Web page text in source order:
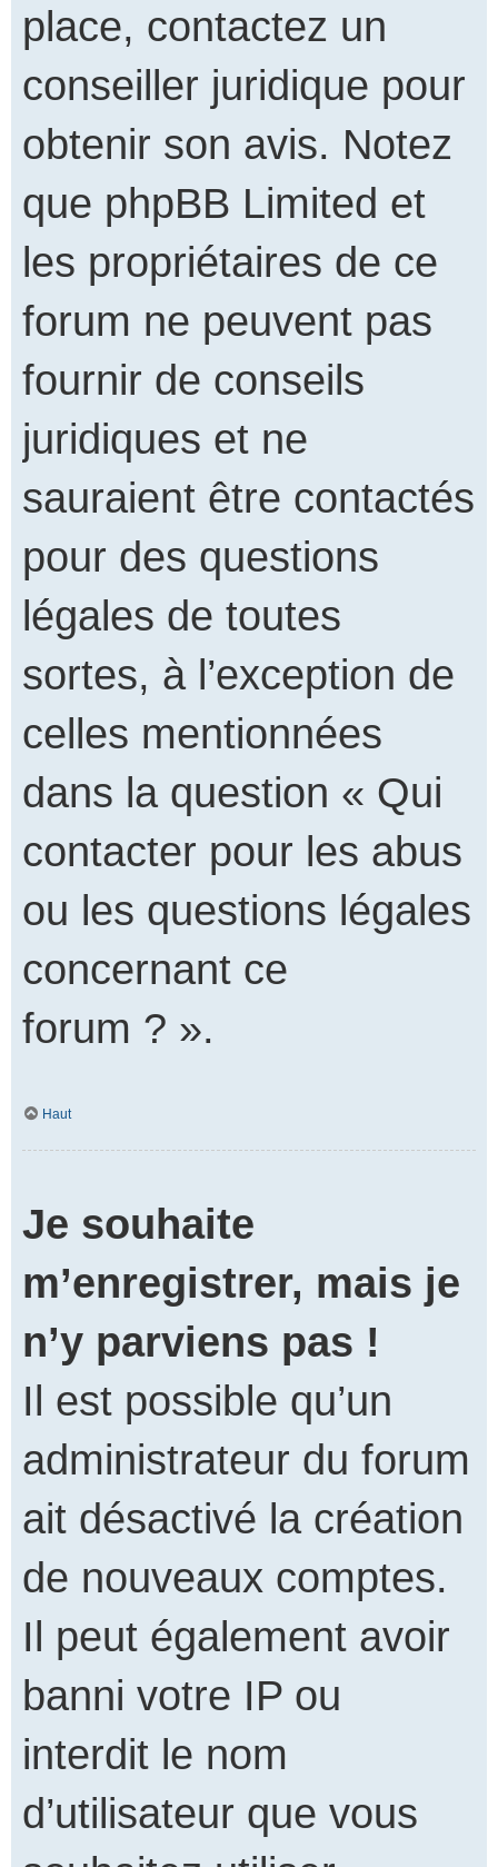
place, contactez un
conseiller juridique pour
obtenir son avis. Notez
que phpBB Limited et
les propriétaires de ce
forum ne peuvent pas
fournir de conseils
juridiques et ne
sauraient être contactés
pour des questions
légales de toutes
sortes, à l’exception de
celles mentionnées
dans la question « Qui
contacter pour les abus
ou les questions légales
concernant ce
forum ? ».
Haut
Je souhaite
m’enregistrer, mais je
n’y parviens pas !
Il est possible qu’un
administrateur du forum
ait désactivé la création
de nouveaux comptes.
Il peut également avoir
banni votre IP ou
interdit le nom
d’utilisateur que vous